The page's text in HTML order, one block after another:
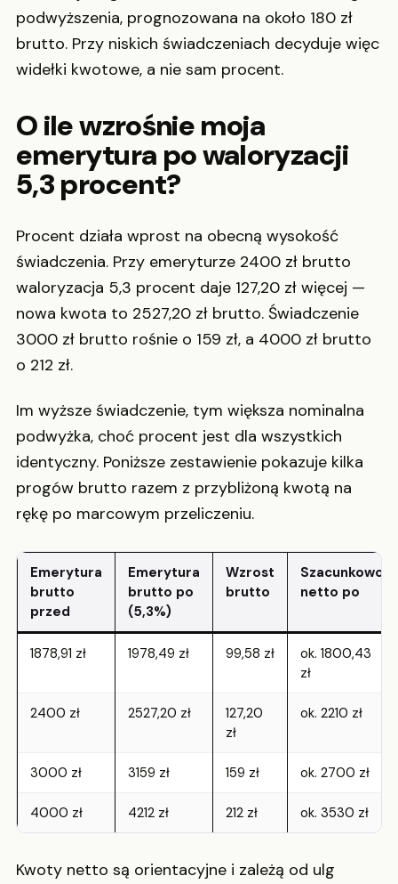
podwyższenia, prognozowana na około 180 zł
brutto. Przy niskich świadczeniach decyduje więc
widełki kwotowe, a nie sam procent.
O ile wzrośnie moja
emerytura po waloryzacji
5,3 procent?
Procent działa wprost na obecną wysokość
świadczenia. Przy emeryturze 2400 zł brutto
waloryzacja 5,3 procent daje 127,20 zł więcej —
nowa kwota to 2527,20 zł brutto. Świadczenie
3000 zł brutto rośnie o 159 zł, a 4000 zł brutto
o 212 zł.
Im wyższe świadczenie, tym większa nominalna
podwyżka, choć procent jest dla wszystkich
identyczny. Poniższe zestawienie pokazuje kilka
progów brutto razem z przybliżoną kwotą na
rękę po marcowym przeliczeniu.
Emerytura
brutto
przed
Emerytura
brutto po
(5,3%)
Wzrost
brutto
Szacunkowo
netto po
1878,91 zł 1978,49 zł 99,58 zł
ok. 1800,43
zł
2400 zł 2527,20 zł
127,20
zł
ok. 2210 zł
3000 zł 3159 zł 159 zł ok. 2700 zł
4000 zł 4212 zł 212 zł ok. 3530 zł
Kwoty netto są orientacyjne i zależą od ulg